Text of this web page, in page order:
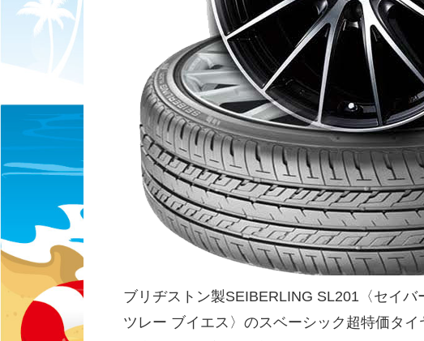
ブリヂストン製SEIBERLING SL201〈セイ
ツレー ブイエス〉のスベーシック超特価タ